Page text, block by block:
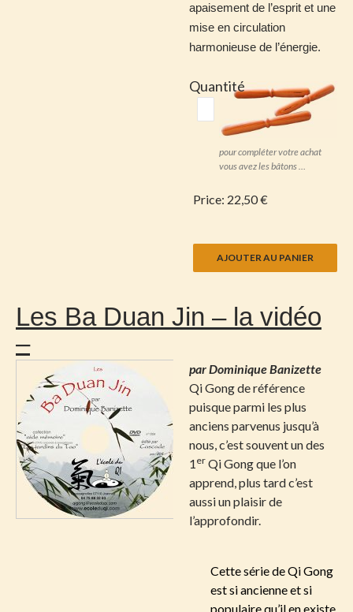
apaisement de l’esprit et une
mise en circulation
harmonieuse de l’énergie.
pour compléter votre achat
vous avez les bâtons …
Quantité
Price: 22,50 €
Les Ba Duan Jin – la vidéo
–
par Dominique Banizette
Qi Gong de référence
puisque parmi les plus
anciens parvenus jusqu’à
nous, c’est souvent un des
1 er Qi Gong que l’on
apprend, plus tard c’est
aussi un plaisir de
l’approfondir.
Cette série de Qi Gong
est si ancienne et si
populaire qu’il en existe